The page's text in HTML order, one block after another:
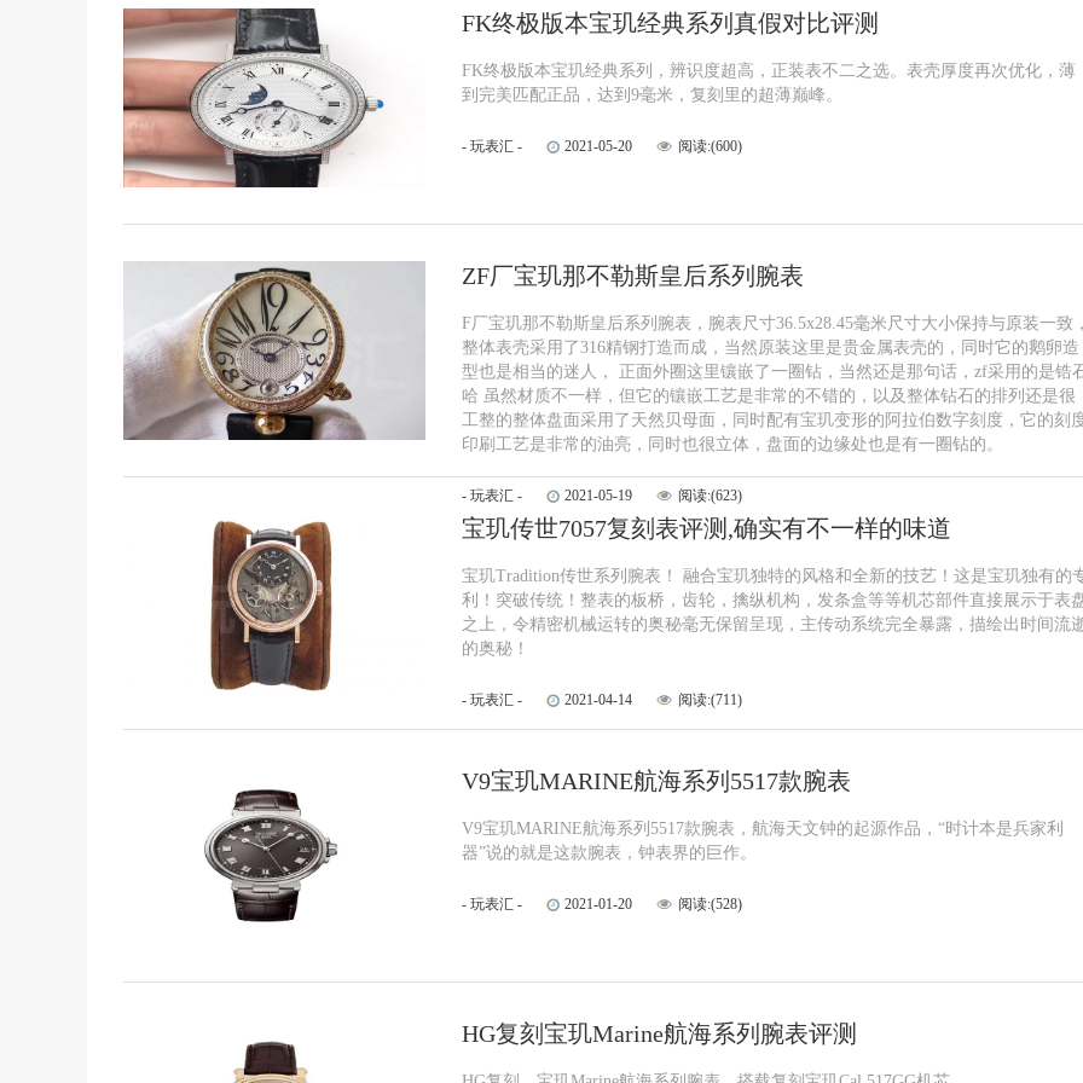
FK终极版本宝玑经典系列真假对比评测
FK终极版本宝玑经典系列，辨识度超高，正装表不二之选。表壳厚度再次优化，薄
到完美匹配正品，达到9毫米，复刻里的超薄巅峰。
- 玩表汇 - 2021-05-20 阅读:(600)
ZF厂宝玑那不勒斯皇后系列腕表
F厂宝玑那不勒斯皇后系列腕表，腕表尺寸36.5x28.45毫米尺寸大小保持与原装一致，
整体表壳采用了316精钢打造而成，当然原装这里是贵金属表壳的，同时它的鹅卵造
型也是相当的迷人， 正面外圈这里镶嵌了一圈钻，当然还是那句话，zf采用的是锆
哈 虽然材质不一样，但它的镶嵌工艺是非常的不错的，以及整体钻石的排列还是很
工整的整体盘面采用了天然贝母面，同时配有宝玑变形的阿拉伯数字刻度，它的刻
印刷工艺是非常的油亮，同时也很立体，盘面的边缘处也是有一圈钻的。
- 玩表汇 - 2021-05-19 阅读:(623)
宝玑传世7057复刻表评测,确实有不一样的味道
宝玑Tradition传世系列腕表！ 融合宝玑独特的风格和全新的技艺！这是宝玑独有的
利！突破传统！整表的板桥，齿轮，擒纵机构，发条盒等等机芯部件直接展示于表
之上，令精密机械运转的奥秘毫无保留呈现，主传动系统完全暴露，描绘出时间流
的奥秘！
- 玩表汇 - 2021-04-14 阅读:(711)
V9宝玑MARINE航海系列5517款腕表
V9宝玑MARINE航海系列5517款腕表，航海天文钟的起源作品，“时计本是兵家利
器”说的就是这款腕表，钟表界的巨作。
- 玩表汇 - 2021-01-20 阅读:(528)
HG复刻宝玑Marine航海系列腕表评测